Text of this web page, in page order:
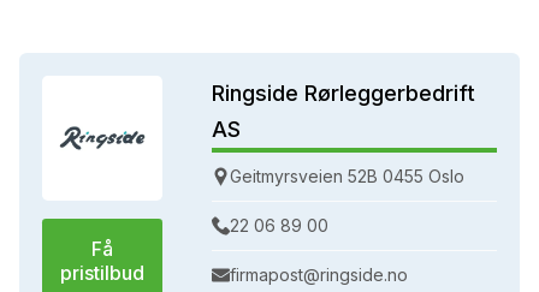
Få
pristilbud
Ringside Rørleggerbedrift
AS
Geitmyrsveien 52B 0455 Oslo
22 06 89 00
firmapost@ringside.no